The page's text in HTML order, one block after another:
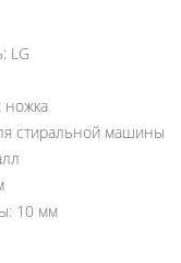
LG
ножка
стиральной машины
10 мм